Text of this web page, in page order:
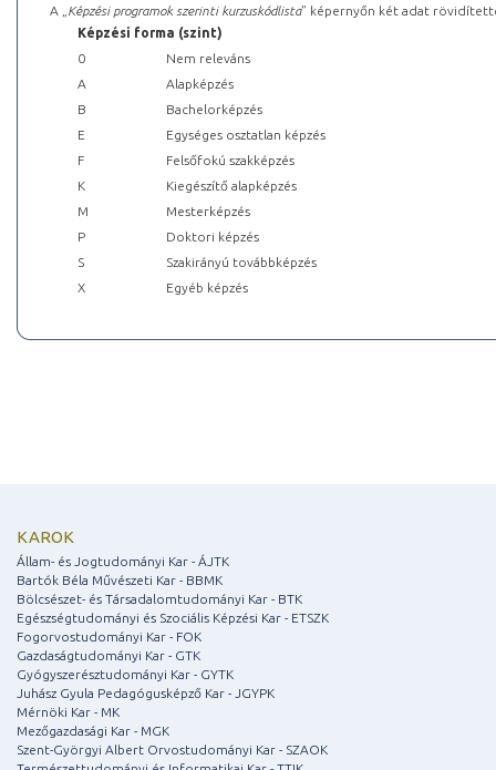
A „ Képzési programok szerinti kurzuskódlista” képernyőn két adat
Képzési forma (szint)
0
Nem releváns
A
Alapképzés
B
Bachelorképzés
E
Egységes osztatlan képzés
F
Felsőfokú szakképzés
K
Kiegészítő alapképzés
M
Mesterképzés
P
Doktori képzés
S
Szakirányú továbbképzés
X
Egyéb képzés
KAROK
Állam- és Jogtudományi Kar - ÁJTK
Bartók Béla Művészeti Kar - BBMK
Bölcsészet- és Társadalomtudományi Kar - BTK
Egészségtudományi és Szociális Képzési Kar - ETSZK
Fogorvostudományi Kar - FOK
Gazdaságtudományi Kar - GTK
Gyógyszerésztudományi Kar - GYTK
Juhász Gyula Pedagógusképző Kar - JGYPK
Mérnöki Kar - MK
Mezőgazdasági Kar - MGK
Szent-Györgyi Albert Orvostudományi Kar - SZAOK